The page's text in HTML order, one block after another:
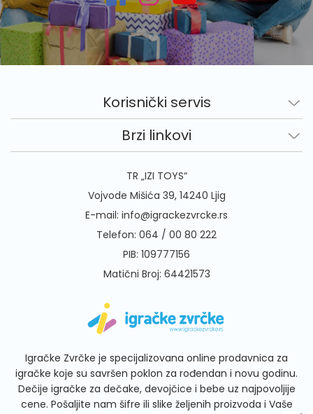
Korisnički servis
Brzi linkovi
TR „IZI TOYS“
Vojvode Mišića 39, 14240 Ljig
E-mail: info@igrackezvrcke.rs
Telefon: 064 / 00 80 222
PIB: 109777156
Matični Broj: 64421573
Igračke Zvrčke je specijalizovana online prodavnica za
igračke koje su savršen poklon za rođendan i novu godinu.
Dečije igračke za dečake, devojčice i bebe uz najpovoljije
cene. Pošaljite nam šifre ili slike željenih proizvoda i Vaše